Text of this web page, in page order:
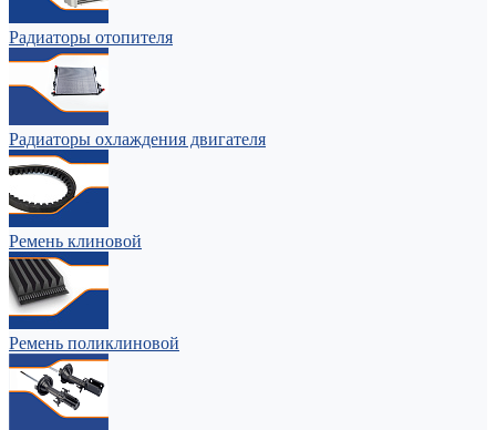
Радиаторы отопителя
Радиаторы охлаждения двигателя
Ремень клиновой
Ремень поликлиновой